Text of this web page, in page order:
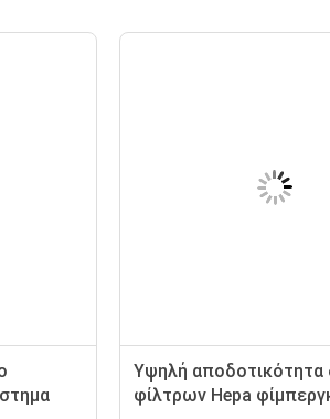
Υψηλή αποδοτικότητα
φίλτρων Hepa